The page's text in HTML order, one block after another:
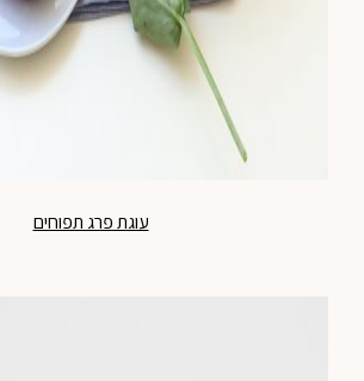
עוגת פרג תפוחים